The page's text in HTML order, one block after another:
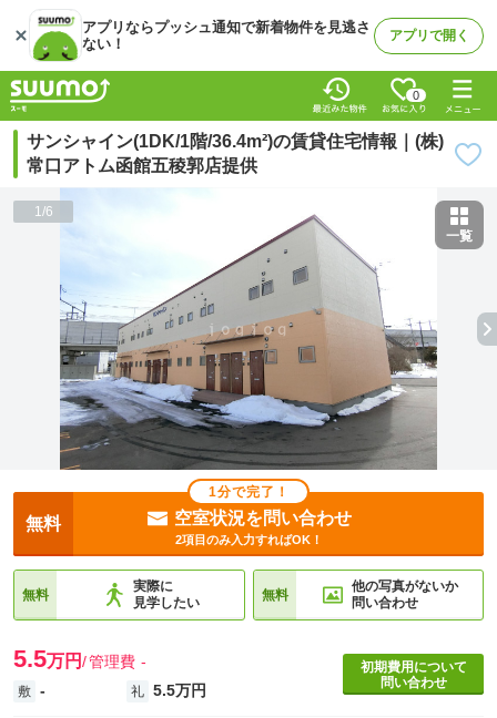
アプリならプッシュ通知で新着物件を見逃さ
ない！
アプリで開く
0
サンシャイン(1DK/1階/36.4m²)の賃貸住宅情報｜(株)
常口アトム函館五稜郭店提供
1/6
一覧
1分で完了！
無料 空室状況を問い合わせ
2項目のみ入力すればOK！
無料
実際に
見学したい
無料
他の写真がないか
問い合わせ
5.5万円 管理費 -
敷 - 礼 5.5万円
初期費用について
問い合わせ